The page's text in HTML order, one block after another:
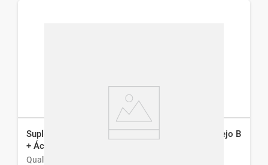
Suplemento Nutricional Qualivits Hierro y Complejo B
+ Ácido Folico x 60 Cáps
Qualivits